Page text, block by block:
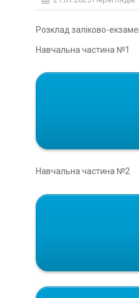
Розклад заліково-
Навчальна частина №1
Навчальна частина №2